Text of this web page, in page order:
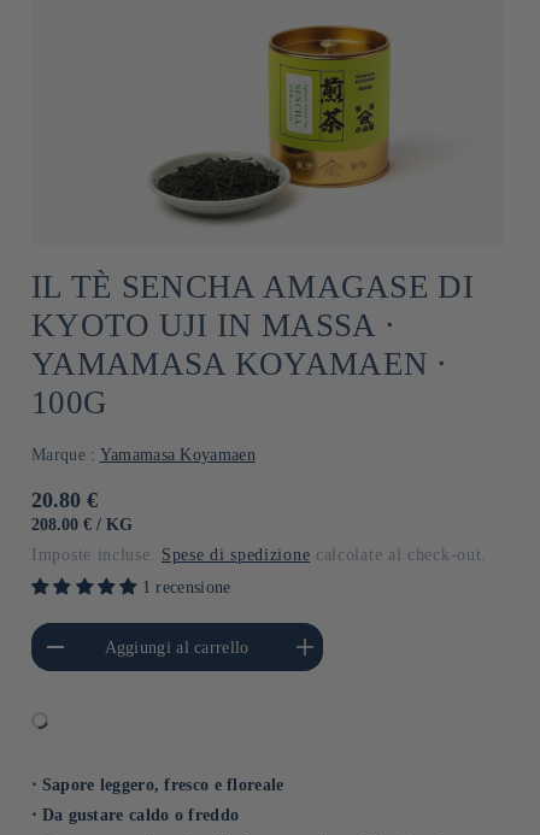
IL TÈ SENCHA AMAGASE DI
KYOTO UJI IN MASSA ⋅
YAMAMASA KOYAMAEN ⋅
100G
Marque : Yamamasa Koyamaen
Prezzo
di
20.80 €
PREZZO
208.00 € / PER
KG
Imposte incluse. Spese di spedizione calcolate al check-out.
1 recensione
quantità per Default
Title
Aggiungi al carrello
Aumenta quantità per Default
Title
⋅ Sapore leggero, fresco e floreale
⋅ Da gustare caldo o freddo